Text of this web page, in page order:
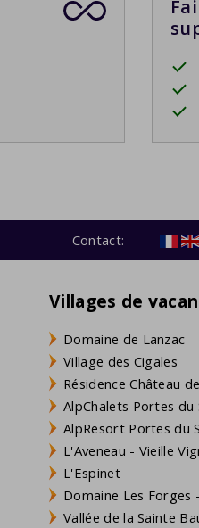
Contact:
Villages de
Domaine de Lanzac
Village des Cigales
Résidence Château
AlpChalets Portes du
AlpResort Portes du
L'Aveneau - Vieille
L'Espinet
Domaine Les Forges
Vallée de la Sainte